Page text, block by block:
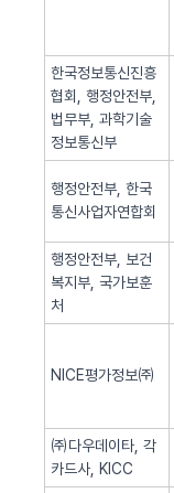
한국정보통신진흥
협회, 행정안전부,
법무부, 과학기술
정보통신부
행정안전부, 한국
통신사업자연합회
행정안전부, 보건
복지부, 국가보훈
처
NICE평가정보㈜
㈜다우데이타, 각
카드사, KICC